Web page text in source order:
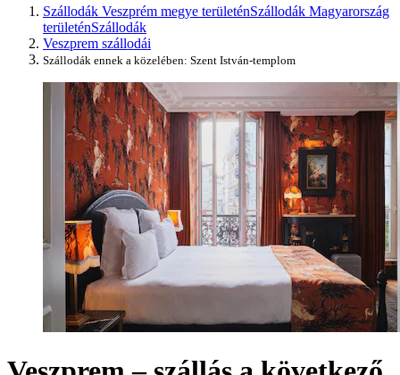
Szállodák Veszprém megye területénSzállodák Magyarország
területénSzállodák
Veszprem szállodái
Szállodák ennek a közelében: Szent István-templom